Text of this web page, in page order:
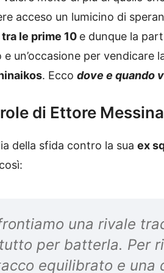
acceso un lumicino di
le prime 10 e dunque la
e un’occasione per vendicare
. Ecco dove e quando
di Ettore
della sfida contro la sua ex
una rivale
per batterla. Per
equilibrato e una